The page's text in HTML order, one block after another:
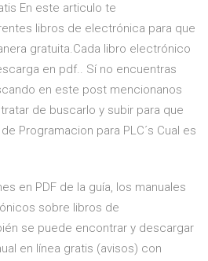
En este articulo te
libros de electrónica para que
gratuita.Cada libro electrónico
en pdf.. Sí no encuentras
en este post mencionanos
de buscarlo y subir para que
Programacion para PLC´s Cual es
en PDF de la guía, los manuales
sobre libros de
se puede encontrar y descargar
en línea gratis (avisos) con